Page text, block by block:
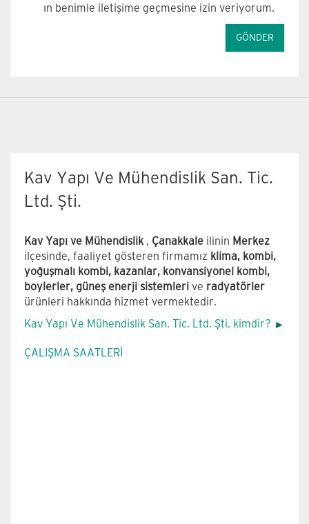
ın benimle iletişime geçmesine izin veriyorum.
Kav Yapı Ve Mühendislik San. Tic.
Ltd. Şti.
Kav Yapı ve Mühendislik , Çanakkale ilinin Merkez
ilçesinde, faaliyet gösteren firmamız klima, kombi,
yoğuşmalı kombi, kazanlar, konvansiyonel kombi,
boylerler, güneş enerji sistemleri ve radyatörler
ürünleri hakkında hizmet vermektedir.
Kav Yapı Ve Mühendislik San. Tic. Ltd. Şti. kimdir?
ÇALIŞMA SAATLERİ